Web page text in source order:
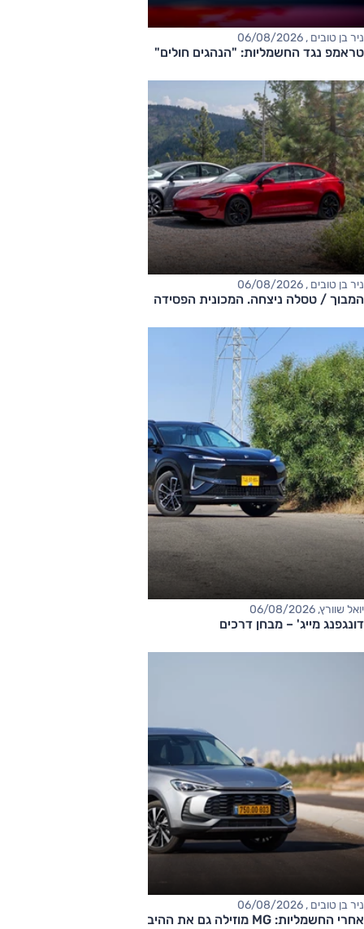
ניר בן טובים , 06/08/2026
טראמפ נגד החשמליות: "הנהגים חולים"
ניר בן טובים , 06/08/2026
המבוך / טסלה ניצחה. המכונית הפסידה
יואל שוורץ, 06/08/2026
דונגפנג מייג' – מבחן דרכים
ניר בן טובים , 06/08/2026
אחרי החשמליות: MG מוזילה גם את ההיברידיות